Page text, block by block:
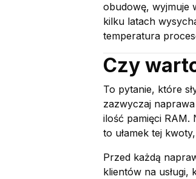
obudowę, wyjmuje
kilku latach
temperatura
Czy
To pytanie, które
zazwyczaj
ilość pamięci RAM.
to ułamek tej
Przed każdą
klientów na usługi,